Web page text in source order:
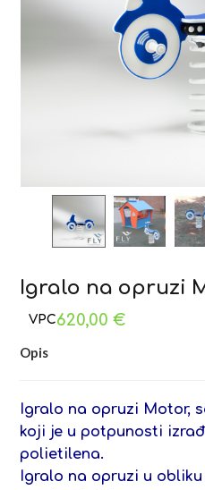
Igralo na opruzi
620,00€
Opis
Igralo na opruzi Motor,
koji je u potpunosti
polietilena.
Igralo na opruzi u